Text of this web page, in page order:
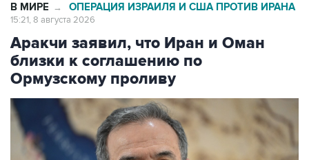
В МИРЕ → ОПЕРАЦИЯ ИЗРАИЛЯ И США ПРОТИВ ИРАНА
15:21, 8 августа 2026
Аракчи заявил, что Иран и Оман
близки к соглашению по
Ормузскому проливу